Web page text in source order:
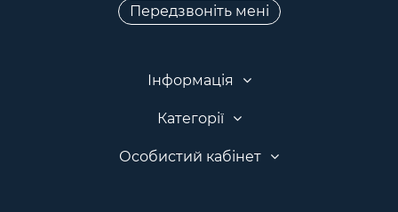
Передзвоніть мені
Інформація
Категорії
Особистий кабінет